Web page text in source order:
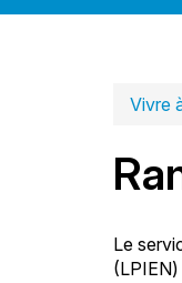
Vivre
Le